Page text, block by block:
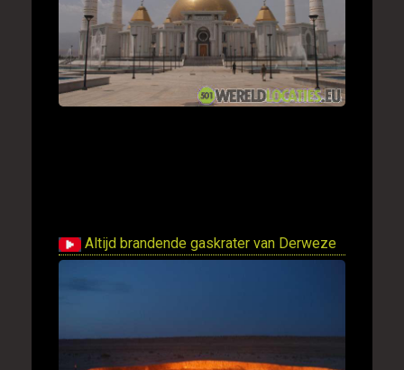
Altijd brandende gaskrater van Derweze